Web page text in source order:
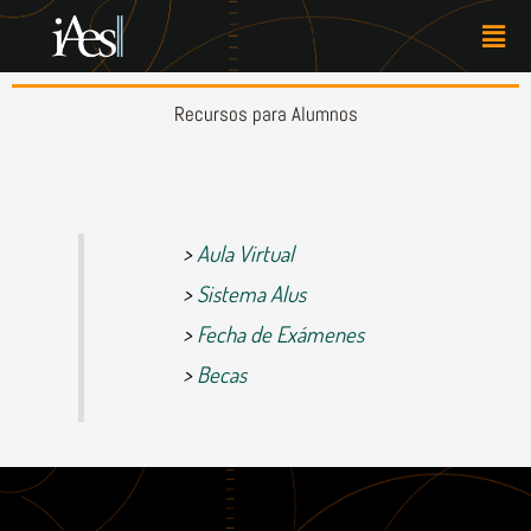
Skip
content
Recursos para Alumnos
>Aula Virtual
>Sistema Alus
>Fecha de Exámenes
>Becas